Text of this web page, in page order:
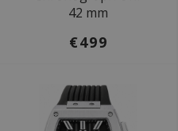
42 mm
€499